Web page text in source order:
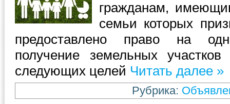
гражданам,
семьи которых
предоставлено право на
получение земельных
следующих целей Читать далее »
Рубрика: